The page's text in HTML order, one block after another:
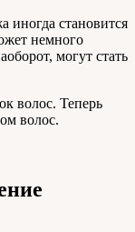
иногда становится
немного
могут стать
волос. Теперь
волос.